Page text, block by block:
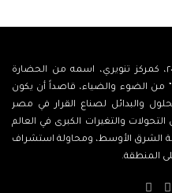
تأسس مركز رع للدراسات في يناير ٢٠٢١، كمركز تنويري، اسمه من الحضارة
” من الضوء والضياء، قاصداً أن يكون
والبدائل لصناع القرار في مصر
والتغيرات الكبرى في العالم
الشرق الأوسط، ومحاولة استشراف
المنطقة.
‫X
‫YouTube